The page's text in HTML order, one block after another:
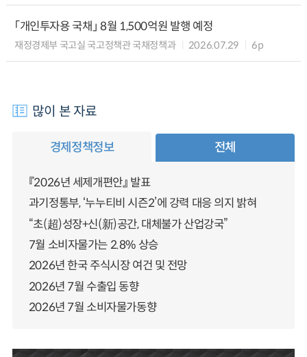
「개인투자용 국채」 8월 1,500억원 발행 예정
재정경제부 국고실 국고정책관 국채정책과 2026.07.29 6p
많이 본 자료
경제정책정보 전체
『2026년 세제개편안』 발표
과기정통부, ‘누누티비 시즌2’에 강력 대응 의지 밝혀
“초(超)성장+신(新)공간, 대체불가 산업강국”
7월 소비자물가는 2.8% 상승
2026년 한국 주식시장 여건 및 전망
2026년 7월 수출입 동향
2026년 7월 소비자물가동향